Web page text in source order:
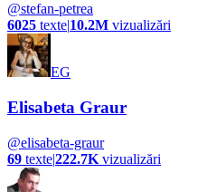
@stefan-petrea
6025 texte|10.2M vizualizări
EG
Elisabeta Graur
@elisabeta-graur
69 texte|222.7K vizualizări